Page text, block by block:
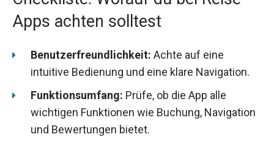
Apps achten solltest
Benutzerfreundlichkeit: Achte auf eine
intuitive Bedienung und eine klare Navigation.
Funktionsumfang: Prüfe, ob die App alle
wichtigen Funktionen wie Buchung, Navigation
und Bewertungen bietet.